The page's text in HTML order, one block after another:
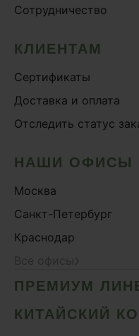
Онколинейка
Острое зрение
Память
Поддержка
Пробиотики
Продуктивность
Противовирусное
Расторопша
СДВГ
Сотрудничество
КЛИЕНТАМ
Сертификаты
Доставка и оплата
Отследить статус
НАШИ ОФИСЫ
Москва
Санкт-Петербург
Краснодар
ПРЕМИУМ
КИТАЙСКИЙ